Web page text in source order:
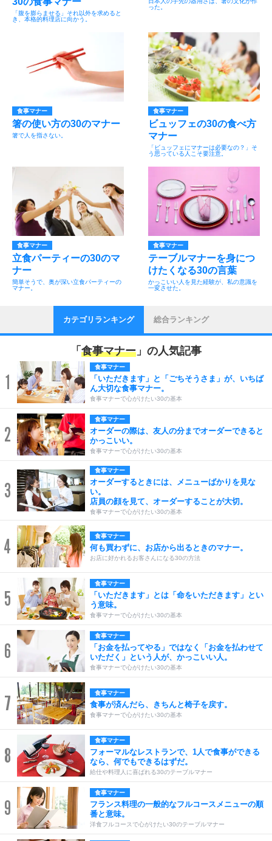
「腹を膨らませる」それ以外を求めると
き、本格的料理店に向かう。
った。
食事マナー
箸の使い方の30のマナー
箸で人を指さない。
食事マナー
ビュッフェの30の食べ方
マナー
「ビュッフェにマナーは必要なの？」そ
う思っている人こそ要注意。
食事マナー
立食パーティーの30のマ
ナー
簡単そうで、奥が深い立食パーティーの
マナー。
食事マナー
テーブルマナーを身につ
けたくなる30の言葉
かっこいい人を見た経験が、私の意識を
一変させた。
カテゴリランキング 総合ランキング
「 食事マナー 」の人気記事
1
食事マナー
「いただきます」と「ごちそうさま」が、いちば
ん大切な食事マナー。
食事マナーで心がけたい30の基本
2
食事マナー
オーダーの際は、友人の分までオーダーできると
かっこいい。
食事マナーで心がけたい30の基本
3
食事マナー
オーダーするときには、メニューばかりを見な
い。
店員の顔を見て、オーダーすることが大切。
食事マナーで心がけたい30の基本
4 食事マナー
何も買わずに、お店から出るときのマナー。
お店に好かれるお客さんになる30の方法
5
食事マナー
「いただきます」とは「命をいただきます」とい
う意味。
食事マナーで心がけたい30の基本
6
食事マナー
「お金を払ってやる」ではなく「お金を払わせて
いただく」という人が、かっこいい人。
食事マナーで心がけたい30の基本
7 食事マナー
食事が済んだら、きちんと椅子を戻す。
食事マナーで心がけたい30の基本
8
食事マナー
フォーマルなレストランで、1人で食事ができる
なら、何でもできるはずだ。
給仕や料理人に喜ばれる30のテーブルマナー
9
食事マナー
フランス料理の一般的なフルコースメニューの順
番と意味。
洋食フルコースで心がけたい30のテーブルマナー